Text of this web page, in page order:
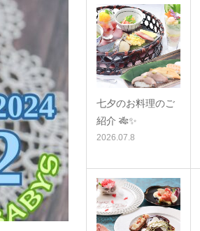
七夕のお料理のご
紹介 🎋✨
2026.07.8